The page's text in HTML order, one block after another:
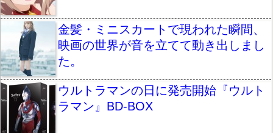
金髪・ミニスカートで現われた瞬間、
映画の世界が音を立てて動き出しまし
た。
ウルトラマンの日に発売開始『ウルト
ラマン』BD-BOX